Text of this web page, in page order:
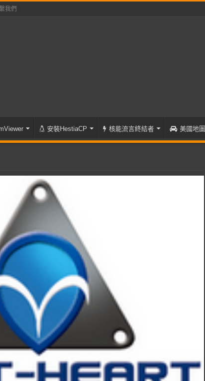
我們
安裝HestiaCP 核能流言終結者 美國地圖